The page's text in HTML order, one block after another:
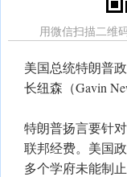
用微信扫描二维
美国总统特朗普
长纽森（Gavin
特朗普扬言要针
联邦经费。美国
多个学府未能制